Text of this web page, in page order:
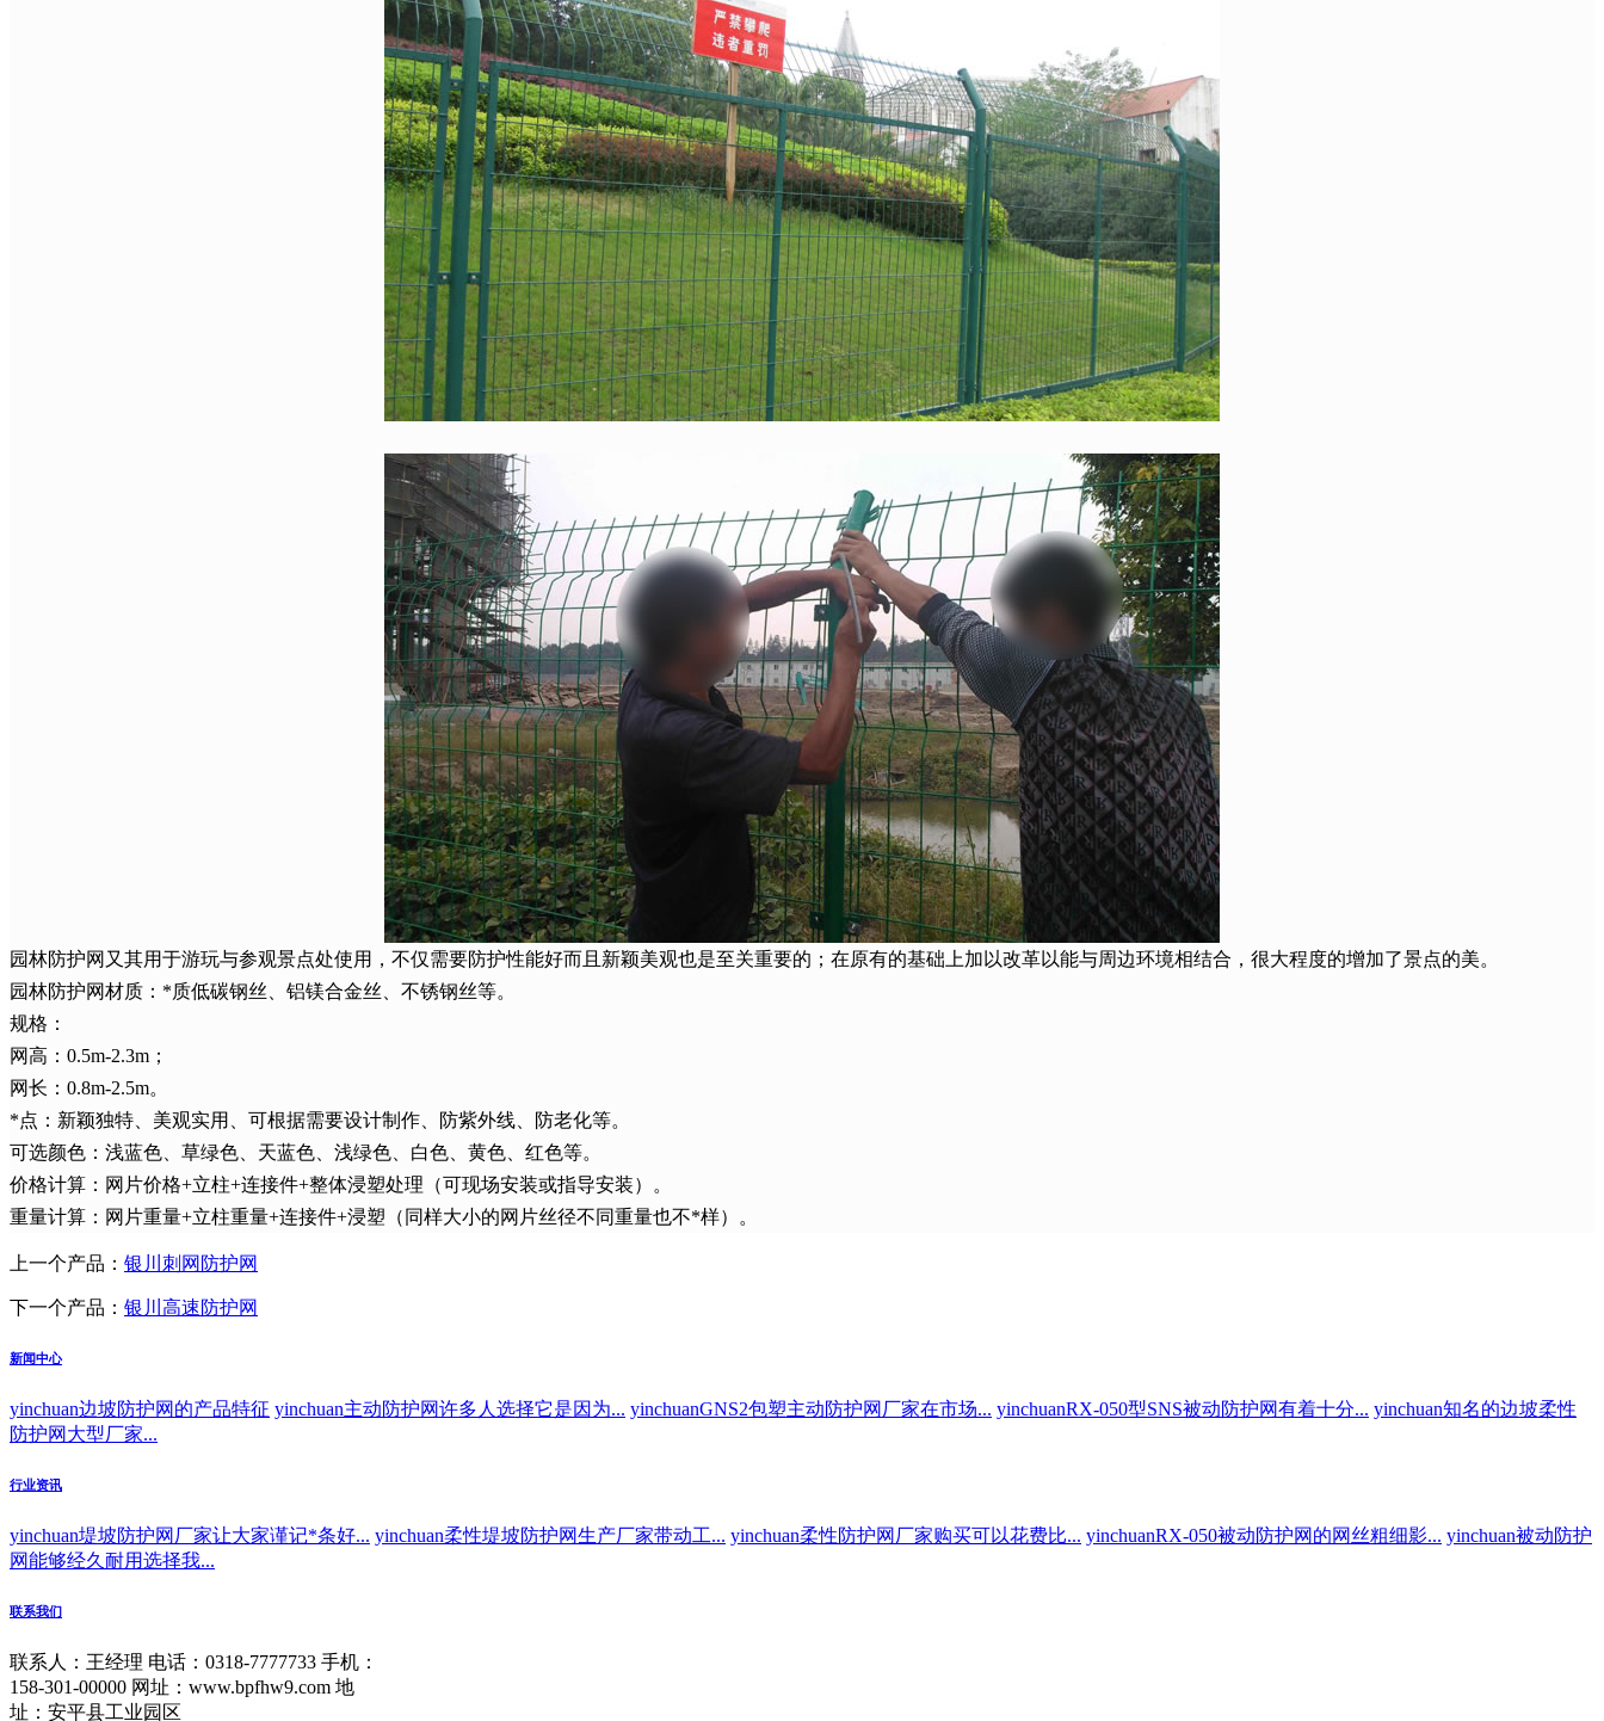
园林防护网又其用于游玩与参观景点处使用，不仅需要防护性能好而且新颖美观也是至关重要的；在原有的基础上加以改革以能与周边环境相结合，很大程度的增加了景点的美。
园林防护网材质：*质低碳钢丝、铝镁合金丝、不锈钢丝等。
规格：
网高：0.5m-2.3m；
网长：0.8m-2.5m。
*点：新颖独特、美观实用、可根据需要设计制作、防紫外线、防老化等。
可选颜色：浅蓝色、草绿色、天蓝色、浅绿色、白色、黄色、红色等。
价格计算：网片价格+立柱+连接件+整体浸塑处理（可现场安装或指导安装）。
重量计算：网片重量+立柱重量+连接件+浸塑（同样大小的网片丝径不同重量也不*样）。
上一个产品： 银川刺网防护网
下一个产品： 银川高速防护网
新闻中心
yinchuan边坡防护网的产品特征 yinchuan主动防护网许多人选择它是因为... yinchuanGNS2包塑主动防护网厂家在市场... yinchuanRX-050型SNS被动防护网有着十分... yinchuan知名的边坡柔性
防护网大型厂家...
行业资讯
yinchuan堤坡防护网厂家让大家谨记*条好... yinchuan柔性堤坡防护网生产厂家带动工... yinchuan柔性防护网厂家购买可以花费比... yinchuanRX-050被动防护网的网丝粗细影... yinchuan被动防护
网能够经久耐用选择我...
联系我们
联系人：王经理 电话：0318-7777733 手机：
158-301-00000 网址：www.bpfhw9.com 地
址：安平县工业园区